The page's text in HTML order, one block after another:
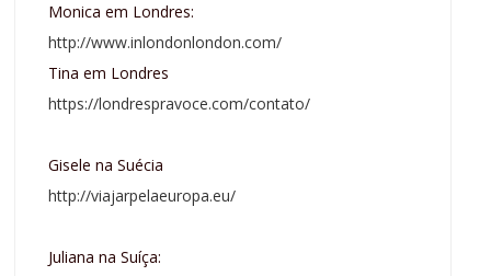
Monica em Londres:
http://www.inlondonlondon.com/
Tina em Londres
https://londrespravoce.com/contato/
Gisele na Suécia
http://viajarpelaeuropa.eu/
Juliana na Suíça: